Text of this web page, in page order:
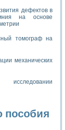
дефектов в
на основе
томограф на
механических
пособия